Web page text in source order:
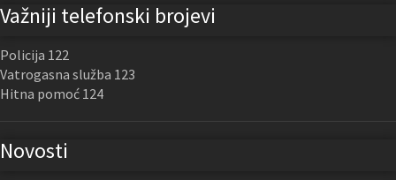
Važniji telefonski brojevi
Policija 122
Vatrogasna služba 123
Hitna pomoć 124
Novosti